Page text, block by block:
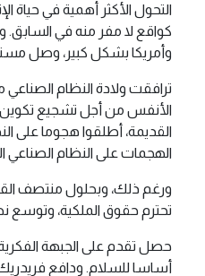
التحول الأكثر أهمية في حياة
كواقع لا مفر منه في السابق.
وأمريكا بشكل كبير، وصل
ترافقت ولادة النظام
الأنفس من أجل تشجيع تكوين
القديمة، أطلقوا هجوما على
الهجمات على النظام الصناعي
ورغم ذلك، وبحلول منتصف
تحترم حقوق الملكية، وتوسع